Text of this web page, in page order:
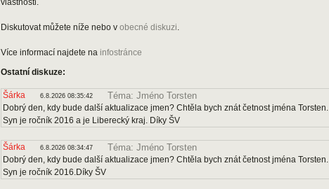
vlastnosti.
Diskutovat můžete níže nebo v obecné diskuzi.
Více informací najdete na infostránce
Ostatní diskuze:
Šárka 6.8.2026 08:35:42 Téma: Jméno Torsten
Dobrý den, kdy bude další aktualizace jmen? Chtěla bych znát četnost jména Torsten.
Syn je ročník 2016 a je Liberecký kraj. Díky ŠV
Šárka 6.8.2026 08:34:47 Téma: Jméno Torsten
Dobrý den, kdy bude další aktualizace jmen? Chtěla bych znát četnost jména Torsten.
Syn je ročník 2016.Díky ŠV